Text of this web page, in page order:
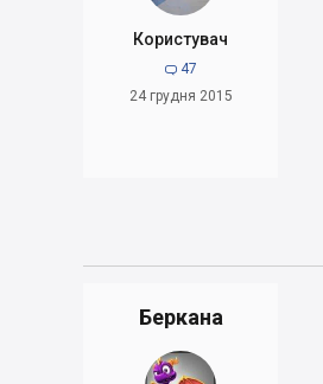
Користувач
 47
24 грудня 2015
Беркана